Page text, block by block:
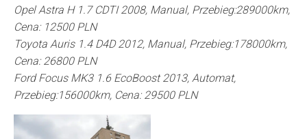
Opel Astra H 1.7 CDTI 2008, Manual, Przebieg:289000km,
Cena: 12500 PLN
Toyota Auris 1.4 D4D 2012, Manual, Przebieg:178000km,
Cena: 26800 PLN
Ford Focus MK3 1.6 EcoBoost 2013, Automat,
Przebieg:156000km, Cena: 29500 PLN